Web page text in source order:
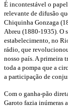
É incontestável o
relevante de difusão
Chiquinha Gonzaga
Abreu (1880-1935). O
estabelecimento, no
rádio, que
nosso país. A primeira
toda a pompa que a
a participação de
Com o ganha-pão
Garoto fazia inúmeras